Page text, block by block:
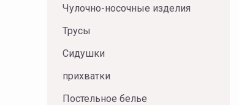
Чулочно-носочные изделия
Трусы
Сидушки
прихватки
Постельное белье